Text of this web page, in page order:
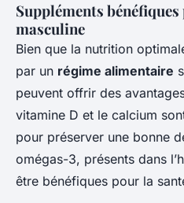
Suppléments
masculine
Bien que la nutrition
par un régime alimentaire
peuvent offrir des
vitamine D et le calcium
pour préserver une bonne
omégas-3, présents dans
être bénéfiques pour la